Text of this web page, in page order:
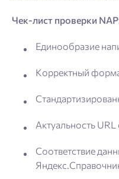
Чек-лист проверки
Единообразие
Корректный
Актуальность URL
Соответствие